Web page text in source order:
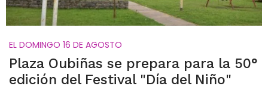
EL DOMINGO 16 DE AGOSTO
Plaza Oubiñas se prepara para la 50°
edición del Festival "Día del Niño"